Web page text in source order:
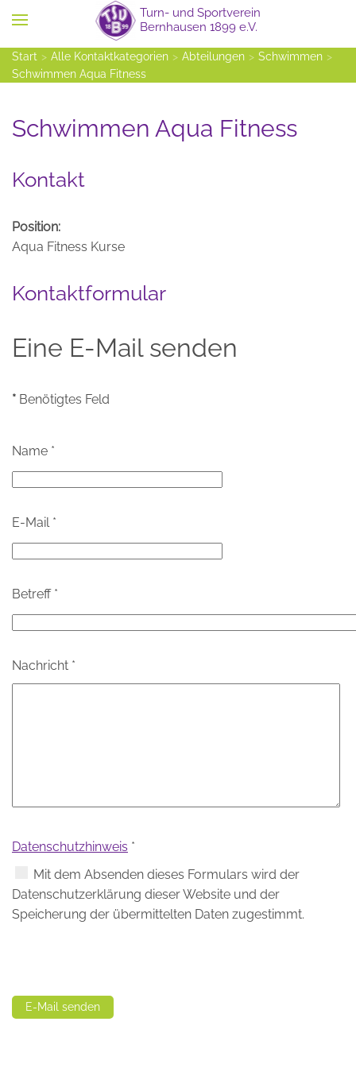
Zum Hauptinhalt springen
Start Alle Kontaktkategorien Abteilungen
Schwimmen
Schwimmen Aqua Fitness
Schwimmen Aqua Fitness
Kontakt
Position:
Aqua Fitness Kurse
Kontaktformular
Eine E-Mail senden
* Benötigtes Feld
Name *
E-Mail*
Betreff*
Nachricht *
Datenschutzhinweis *
Datenschutzhinweis
Mit dem Absenden dieses Formulars wird der
Datenschutzerklärung dieser Website und der
Speicherung der übermittelten Daten zugestimmt.
E-Mail senden